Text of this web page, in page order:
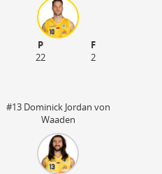
P
F
22
2
#13 Dominick Jordan von
Waaden